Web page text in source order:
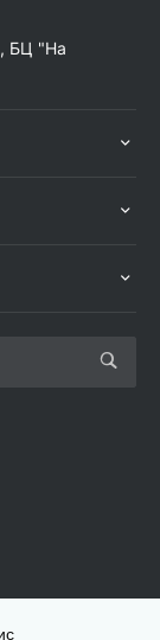
БЦ "На